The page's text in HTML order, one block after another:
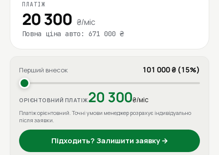
ПЛАТІЖ
20 300 ₴/міс
Повна ціна авто: 671 000 ₴
Перший внесок 101 000 ₴ (15%)
ОРІЄНТОВНИЙ ПЛАТІЖ20 300₴/міс
Платіж орієнтовний. Точні умови менеджер розрахує індивідуально
після заявки.
Підходить? Залишити заявку →